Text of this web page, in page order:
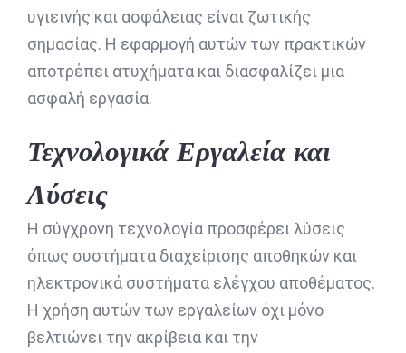
υγιεινής και ασφάλειας είναι ζωτικής
σημασίας. Η εφαρμογή αυτών των πρακτικών
αποτρέπει ατυχήματα και διασφαλίζει μια
ασφαλή εργασία.
Τεχνολογικά Εργαλεία και
Λύσεις
Η σύγχρονη τεχνολογία προσφέρει λύσεις
όπως συστήματα διαχείρισης αποθηκών και
ηλεκτρονικά συστήματα ελέγχου αποθέματος.
Η χρήση αυτών των εργαλείων όχι μόνο
βελτιώνει την ακρίβεια και την